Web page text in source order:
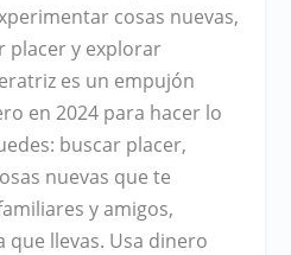
cosas nuevas,
placer y explorar
es un empujón
en 2024 para hacer lo
buscar placer,
nuevas que te
y amigos,
llevas. Usa dinero